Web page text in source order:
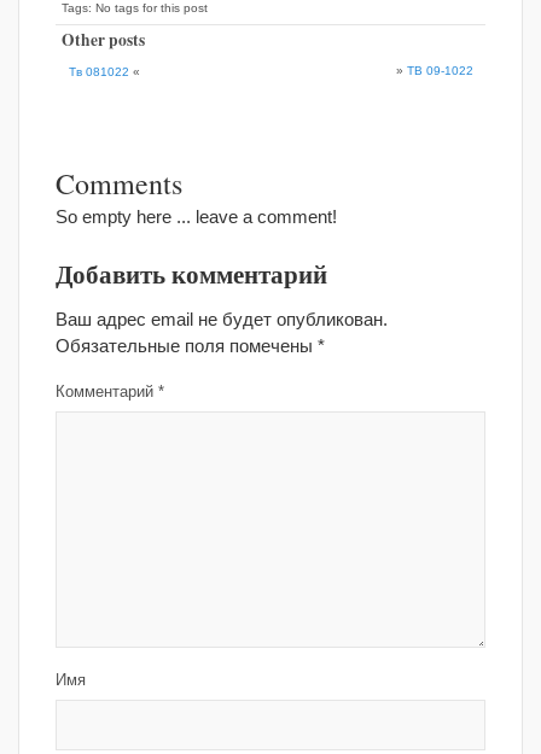
Tags: No tags for this post
Other posts
Тв 081022 « » ТВ 09-1022
Comments
So empty here ... leave a comment!
Добавить комментарий
Ваш адрес email не будет опубликован.
Обязательные поля помечены *
Комментарий *
Имя